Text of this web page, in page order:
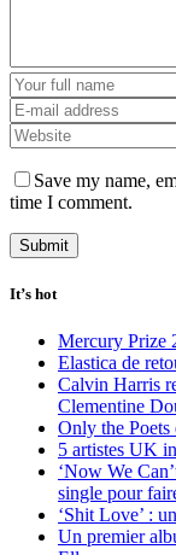
Save my name,
time I comment.
It’s hot
Mercury Prize
Elastica de
Calvin Harris
Clementine
Only the Poets
5 artistes UK
‘Now We
single pour
‘Shit Love’ :
Un premier